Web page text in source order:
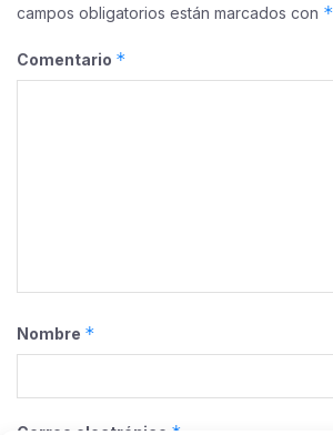
campos obligatorios están marcados con *
Comentario *
Nombre *